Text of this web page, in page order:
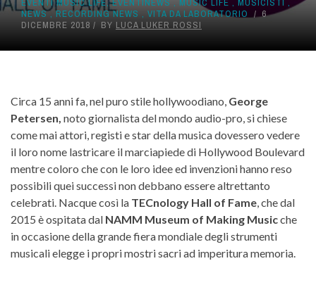
NEWS ,RECORDING NEWS , VITA DA LABORATORIO
6
DICEMBRE 2018
BY LUCA LUKER ROSSI
Circa 15 anni fa, nel puro stile hollywoodiano, George
Petersen, noto giornalista del mondo audio-pro, si chiese
come mai attori, registi e star della musica dovessero vedere
il loro nome lastricare il marciapiede di Hollywood Boulevard
mentre coloro che con le loro idee ed invenzioni hanno reso
possibili quei successi non debbano essere altrettanto
celebrati. Nacque così la TECnology Hall of Fame , che dal
2015 è ospitata dal NAMM Museum of Making Musicche
in occasione della grande fiera mondiale degli strumenti
musicali elegge i propri mostri sacri ad imperitura memoria.